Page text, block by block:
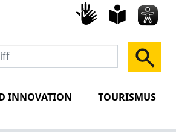
INNOVATION TOURISMUS